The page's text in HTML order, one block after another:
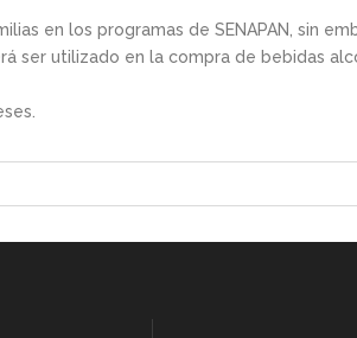
en los programas de SENAPAN, sin
ser utilizado en la compra de bebidas